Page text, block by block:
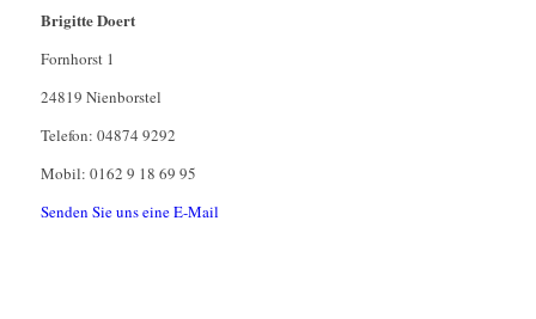
Brigitte Doert
Fornhorst 1
24819 Nienborstel
Telefon: 04874 9292
Mobil: 0162 9 18 69 95
Senden Sie uns eine E-Mail